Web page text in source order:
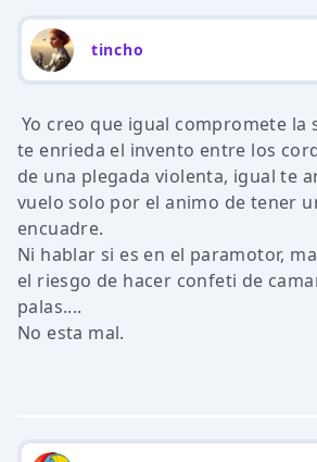
tincho
Yo creo que igual compromete la
te enrieda el invento entre los
de una plegada violenta, igual te
vuelo solo por el animo de tener
encuadre.
Ni hablar si es en el paramotor,
el riesgo de hacer confeti de
palas....
No esta mal.